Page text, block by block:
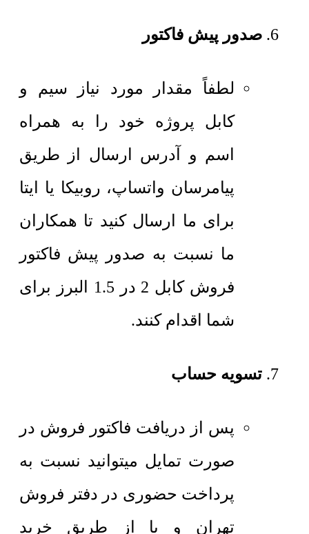
صدور پیش فاکتور
لطفاً مقدار مورد نیاز سیم و
کابل پروژه خود را به همراه
اسم و آدرس ارسال از طریق
پیامرسان واتساپ، روبیکا یا ایتا
برای ما ارسال کنید تا همکاران
ما نسبت به صدور پیش فاکتور
فروش کابل 2 در 1.5 البرز برای
شما اقدام کنند.
تسویه حساب
پس از دریافت فاکتور فروش در
صورت تمایل میتوانید نسبت به
پرداخت حضوری در دفتر فروش
تهران و یا از طریق خرید